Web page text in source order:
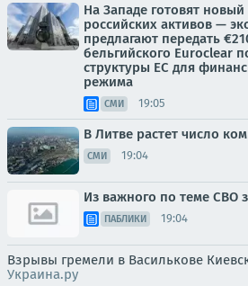
На Западе готовят
российских активов —
предлагают передать
бельгийского Euroclear
структуры ЕС для
режима
СМИ 19:05
В Литве растет число
СМИ 19:04
Из важного по теме СВО
ПАБЛИКИ 19:04
Взрывы гремели в Василькове
Украина.ру